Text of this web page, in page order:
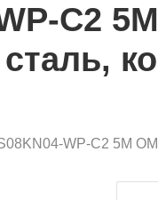
C2
WP-C2 5M OMI